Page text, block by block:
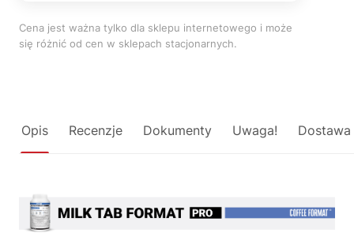
Cena jest ważna tylko dla sklepu internetowego i może
się różnić od cen w sklepach stacjonarnych.
Opis Recenzje Dokumenty Uwaga! Dostawa